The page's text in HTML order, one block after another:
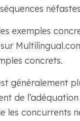
exemples
concrets.
généralement
de
les concurrents